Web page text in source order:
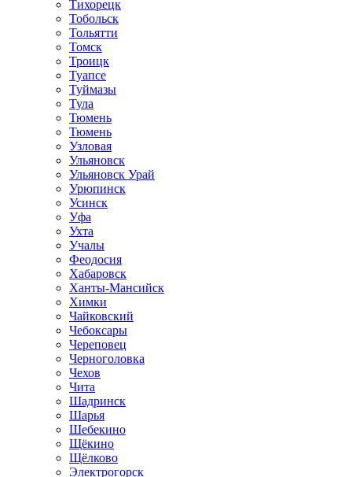
Тихорецк
Тобольск
Тольятти
Томск
Троицк
Туапсе
Туймазы
Тула
Тюмень
Тюмень
Узловая
Ульяновск
Ульяновск Урай
Урюпинск
Усинск
Уфа
Ухта
Учалы
Феодосия
Хабаровск
Ханты-Мансийск
Химки
Чайковский
Чебоксары
Череповец
Черноголовка
Чехов
Чита
Шадринск
Шарья
Шебекино
Щёкино
Щёлково
Электрогорск